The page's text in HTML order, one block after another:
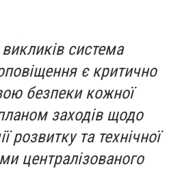
система
є критично
безпеки кожної
заходів щодо
розвитку та технічної
централізованого